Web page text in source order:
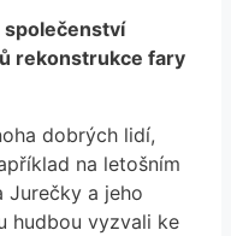
společenství
rekonstrukce fary
dobrých lidí,
na letošním
Jurečky a jeho
hudbou vyzvali ke